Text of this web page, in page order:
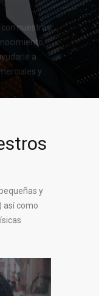
CONTACTAR
y
y
así como